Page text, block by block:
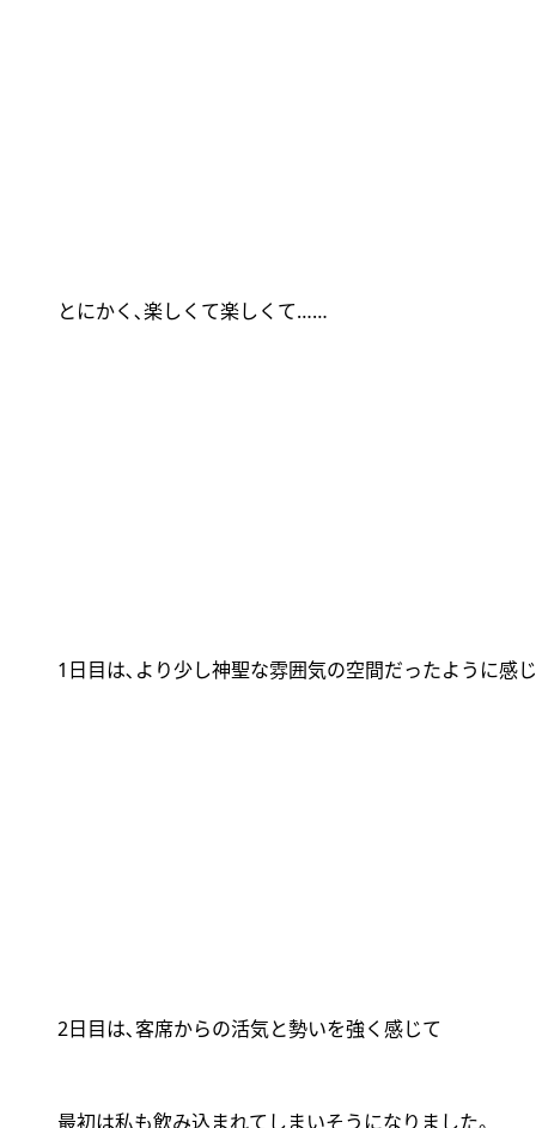
とにかく､楽しくて楽しくて……
1 日目は､より少し神聖な雰囲気の空間だったように感
2日目は､客席からの活気と勢いを強く感じて
最初は私も飲み込まれてしまいそうになりました。